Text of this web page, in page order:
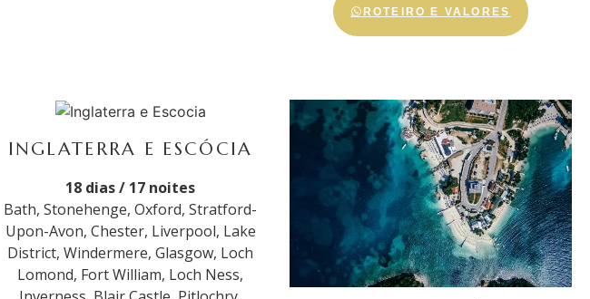
ROTEIRO E VALORES
INGLATERRA E ESCÓCIA
18 dias / 17 noites
Bath, Stonehenge, Oxford, Stratford-
Upon-Avon, Chester, Liverpool, Lake
District, Windermere, Glasgow, Loch
Lomond, Fort William, Loch Ness,